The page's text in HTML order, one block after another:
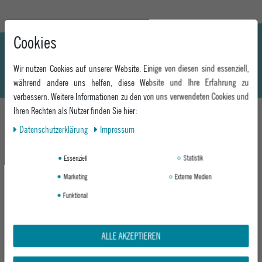
DAS KÖNNTE DIR AUCH GEFALLEN
Cookies
Wir nutzen Cookies auf unserer Website. Einige von diesen sind essenziell,
während andere uns helfen, diese Website und Ihre Erfahrung zu
verbessern. Weitere Informationen zu den von uns verwendeten Cookies und
Ihren Rechten als Nutzer finden Sie hier:
Daten­schutz­erklärung
Impressum
Essenziell
Statistik
Marketing
Externe Medien
Funktional
ALLE AKZEPTIEREN